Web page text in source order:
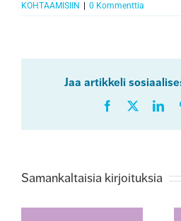
KOHTAAMISIIN
0 Kommenttia
Jaa artikkeli
Facebook
Samankaltaisia kirjoituksia